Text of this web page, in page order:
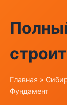
Главная »
Фундамент